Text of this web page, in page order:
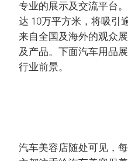
专业的展示及交流平台
达 10万平方米，将吸引
来自全国及海外的观众
及产品。下面汽车用品
行业前景。
汽车美容店随处可见，